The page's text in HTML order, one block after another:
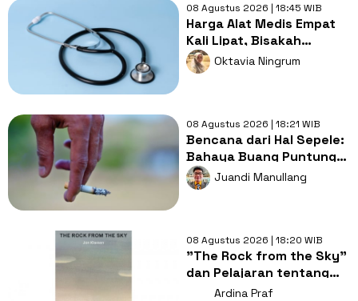
08 Agustus 2026 | 18:45 WIB
Harga Alat Medis Empat
Kali Lipat, Bisakah
Layanan Kesehatan
Tetap Murah?
Oktavia Ningrum
08 Agustus 2026 | 18:21 WIB
Bencana dari Hal Sepele:
Bahaya Buang Puntung
Rokok Sembarangan di
Musim Kemarau
Juandi Manullang
08 Agustus 2026 | 18:20 WIB
"The Rock from the Sky"
dan Pelajaran tentang
Berani Menghadapi
Ardina Praf